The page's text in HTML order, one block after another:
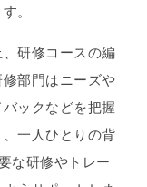
。
研修コースの編
部門はニーズや
ックなどを把握
一人ひとりの背
な研修やトレー